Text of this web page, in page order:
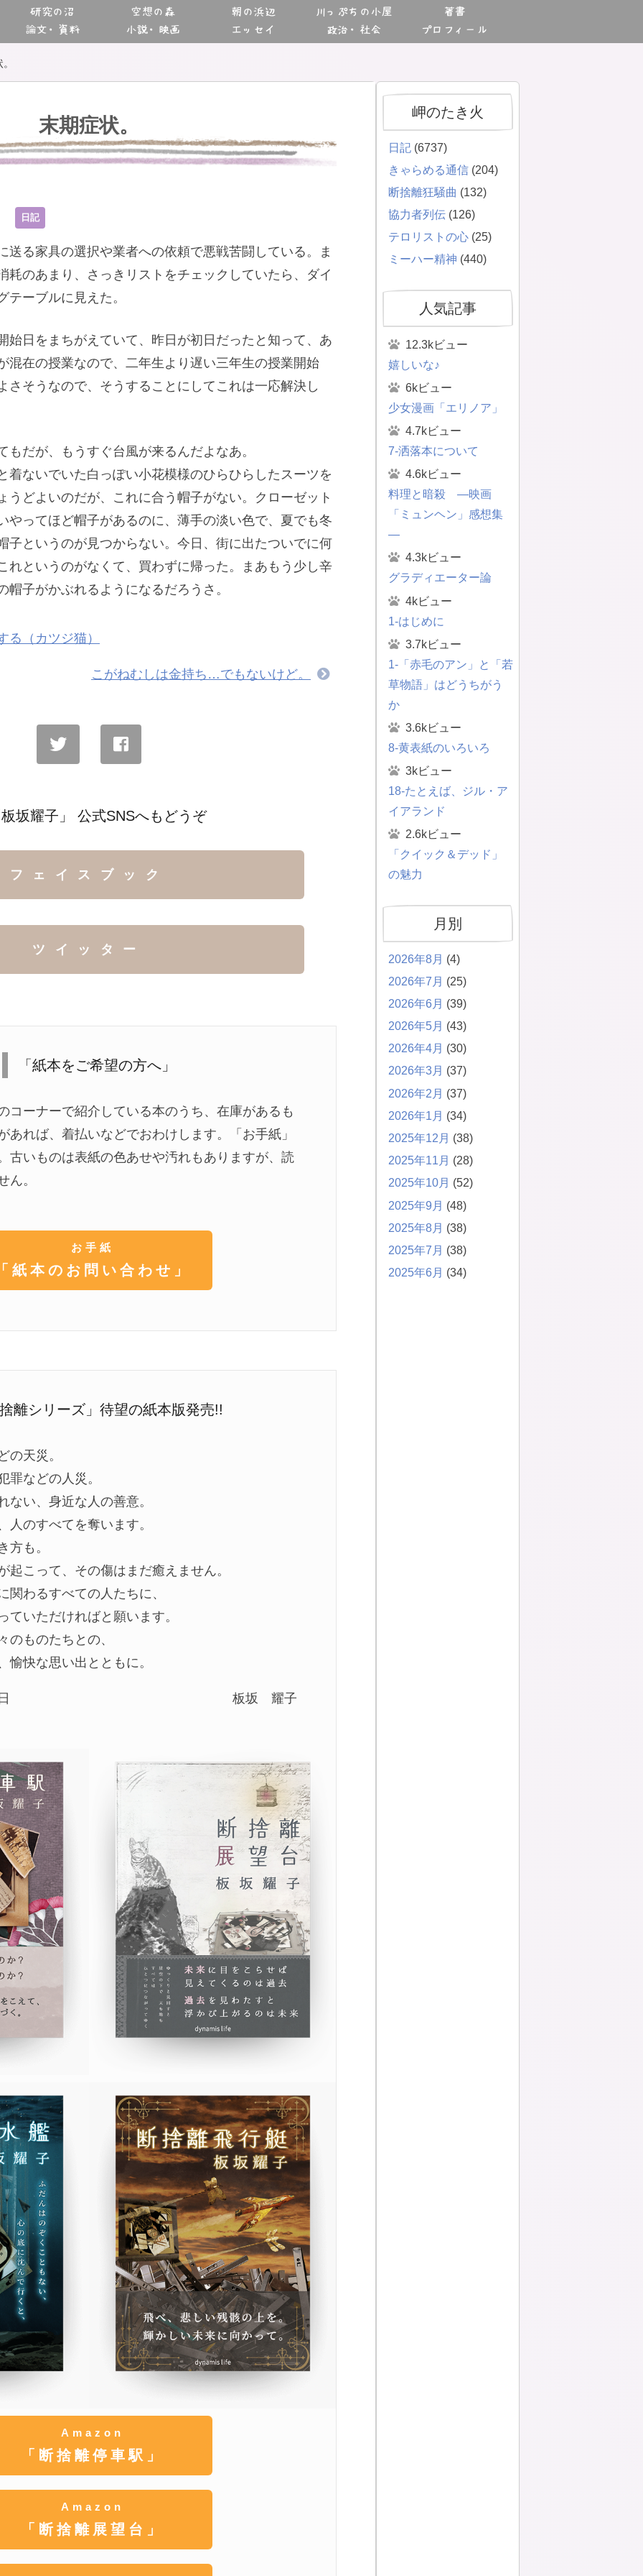
研究の沼
論文・資料
空想の森
小説・映画
朝の浜辺
エッセイ
川っぷちの小屋
政治・社会
著書
プロフィール
末期症状。
日記
る家具の選択や業者への依頼で悪戦苦闘している。ま
耗のあまり、さっきリストをチェックしていたら、ダイ
テーブルに見えた。
日をまちがえていて、昨日が初日だったと知って、あ
混在の授業なので、二年生より遅い三年生の授業開始
さそうなので、そうすることにしてこれは一応解決し
だが、もうすぐ台風が来るんだよなあ。
着ないでいた白っぽい小花模様のひらひらしたスーツを
うどよいのだが、これに合う帽子がない。クローゼット
やってほど帽子があるのに、薄手の淡い色で、夏でも冬
子というのが見つからない。今日、街に出たついでに何
れというのがなくて、買わずに帰った。まあもう少し辛
子がかぶれるようになるだろうさ。
る（カツジ猫）
こがねむしは金持ち…でもないけど。
坂耀子」 公式SNSへもどうぞ
フェイスブック
ツイッター
「紙本をご希望の方へ」
コーナーで紹介している本のうち、在庫があるも
あれば、着払いなどでおわけします。「お手紙」
古いものは表紙の色あせや汚れもありますが、読
ん。
お手紙
紙本のお問い合わせ」
離シリーズ」待望の紙本版発売!!
の天災。
罪などの人災。
ない、身近な人の善意。
人のすべてを奪います。
方も。
起こって、その傷はまだ癒えません。
関わるすべての人たちに、
ていただければと願います。
のものたちとの、
愉快な思い出とともに。
板坂 耀子
Amazon
「断捨離停車駅」
Amazon
「断捨離展望台」
岬のたき火
日記 (6737)
きゃらめる通信 (204)
断捨離狂騒曲 (132)
協力者列伝 (126)
テロリストの心 (25)
ミーハー精神 (440)
人気記事
12.3kビュー
嬉しいな♪
6kビュー
少女漫画「エリノア」
4.7kビュー
7-洒落本について
4.6kビュー
料理と暗殺 ―映画
「ミュンヘン」感想集
―
4.3kビュー
グラディエーター論
4kビュー
1-はじめに
3.7kビュー
1-「赤毛のアン」と「若
草物語」はどうちがう
か
3.6kビュー
8-黄表紙のいろいろ
3kビュー
18-たとえば、ジル・ア
イアランド
2.6kビュー
「クイック＆デッド」
の魅力
月別
2026年8月 (4)
2026年7月 (25)
2026年6月 (39)
2026年5月 (43)
2026年4月 (30)
2026年3月 (37)
2026年2月 (37)
2026年1月 (34)
2025年12月 (38)
2025年11月 (28)
2025年10月 (52)
2025年9月 (48)
2025年8月 (38)
2025年7月 (38)
2025年6月 (34)